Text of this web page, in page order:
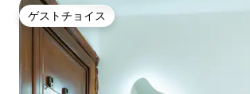
ゲストチョイス
ゲストチョイス